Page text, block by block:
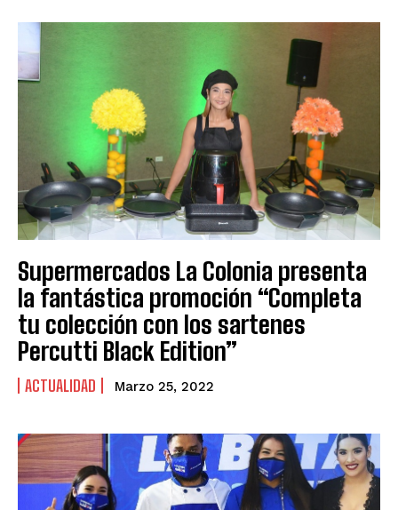
Supermercados La Colonia presenta
la fantástica promoción “Completa
tu colección con los sartenes
Percutti Black Edition”
ACTUALIDAD Marzo 25, 2022